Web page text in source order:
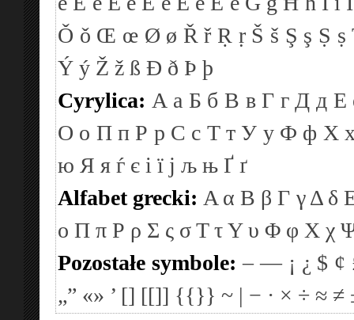
Ǒ ǒ Œ œ Ø ø Ř ř Ṛ ṛ Š š Ş ş Ṣ ṣ
Ý ý Ž ž ß Ð ð Þ þ
Cyrylica: А а Б б В в Г г Д д Е
О о П п Р р С с Т т У у Ф ф Х
ю Я я ѓ є і ї ј љ њ Ґ ґ
Alfabet grecki: Α α Β β Γ γ Δ δ
ο Π π Ρ ρ Σ ς σΤ τΥ υ Φ φ Χ χ
Pozostałe symbole: – — ¡ ¿ $ ¢
„” «» ’ [] [[]] {{}} ~ | − · × ÷ ≈ ≠